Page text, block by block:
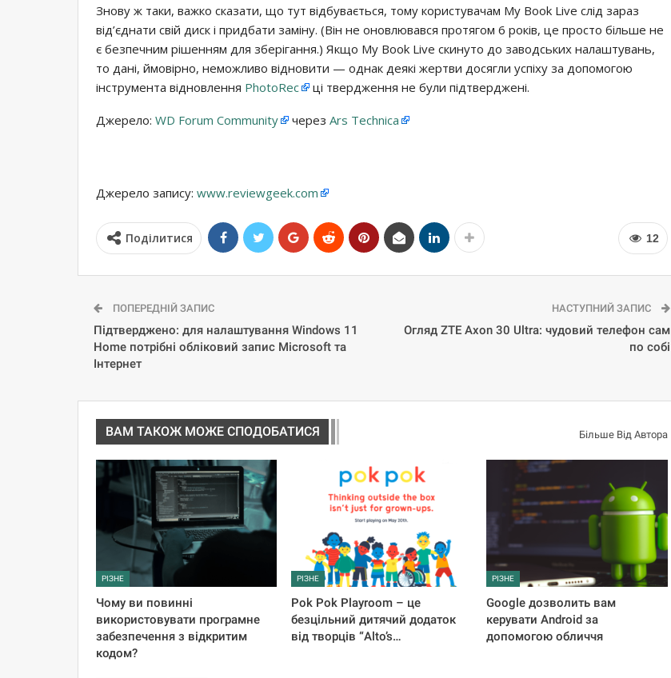
Знову ж таки, важко сказати, що тут відбувається, тому користувачам My Book Live слід зараз
від’єднати свій диск і придбати заміну. (Він не оновлювався протягом 6 років, це просто більше не
є безпечним рішенням для зберігання.) Якщо My Book Live скинуто до заводських налаштувань,
то дані, ймовірно, неможливо відновити — однак деякі жертви досягли успіху за допомогою
інструмента відновлення PhotoRec ці твердження не були підтверджені.
Джерело: WD Forum Community через Ars Technica
Джерело запису: www.reviewgeek.com
12
Поділитися
ПОПЕРЕДНІЙ ЗАПИС
Підтверджено: для налаштування Windows 11
Home потрібні обліковий запис Microsoft та
Інтернет
НАСТУПНИЙ ЗАПИС
Огляд ZTE Axon 30 Ultra: чудовий телефон сам
по собі
ВАМ ТАКОЖ МОЖЕ СПОДОБАТИСЯ Більше Від Автора
РІЗНЕ
Чому ви повинні
використовувати програмне
забезпечення з відкритим
кодом?
РІЗНЕ
Pok Pok Playroom – це
безцільний дитячий додаток
від творців “Alto’s…
РІЗНЕ
Google дозволить вам
керувати Android за
допомогою обличчя